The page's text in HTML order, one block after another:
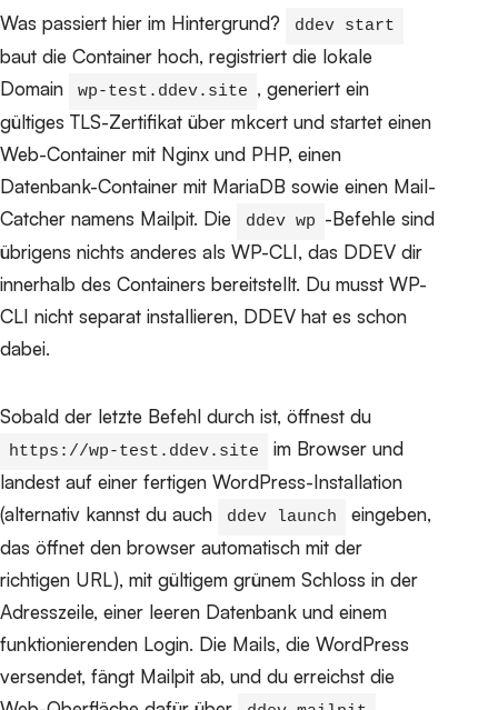
Was passiert hier im Hintergrund? ddev start
baut die Container hoch, registriert die lokale
Domain
wp-test.ddev.site , generiert ein
gültiges TLS-Zertifikat über mkcert und startet einen
Web-Container mit Nginx und PHP, einen
Datenbank-Container mit MariaDB sowie einen Mail-
Catcher namens Mailpit. Die
ddev wp -Befehle sind
übrigens nichts anderes als WP-CLI, das DDEV dir
innerhalb des Containers bereitstellt. Du musst WP-
CLI nicht separat installieren, DDEV hat es schon
dabei.
Sobald der letzte Befehl durch ist, öffnest du
https://wp-test.ddev.site
im Browser und
landest auf einer fertigen WordPress-Installation
(alternativ kannst du auch
ddev launch
eingeben,
das öffnet den browser automatisch mit der
richtigen URL), mit gültigem grünem Schloss in der
Adresszeile, einer leeren Datenbank und einem
funktionierenden Login. Die Mails, die WordPress
versendet, fängt Mailpit ab, und du erreichst die